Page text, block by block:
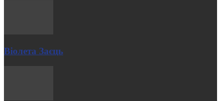
Віолета Заєць